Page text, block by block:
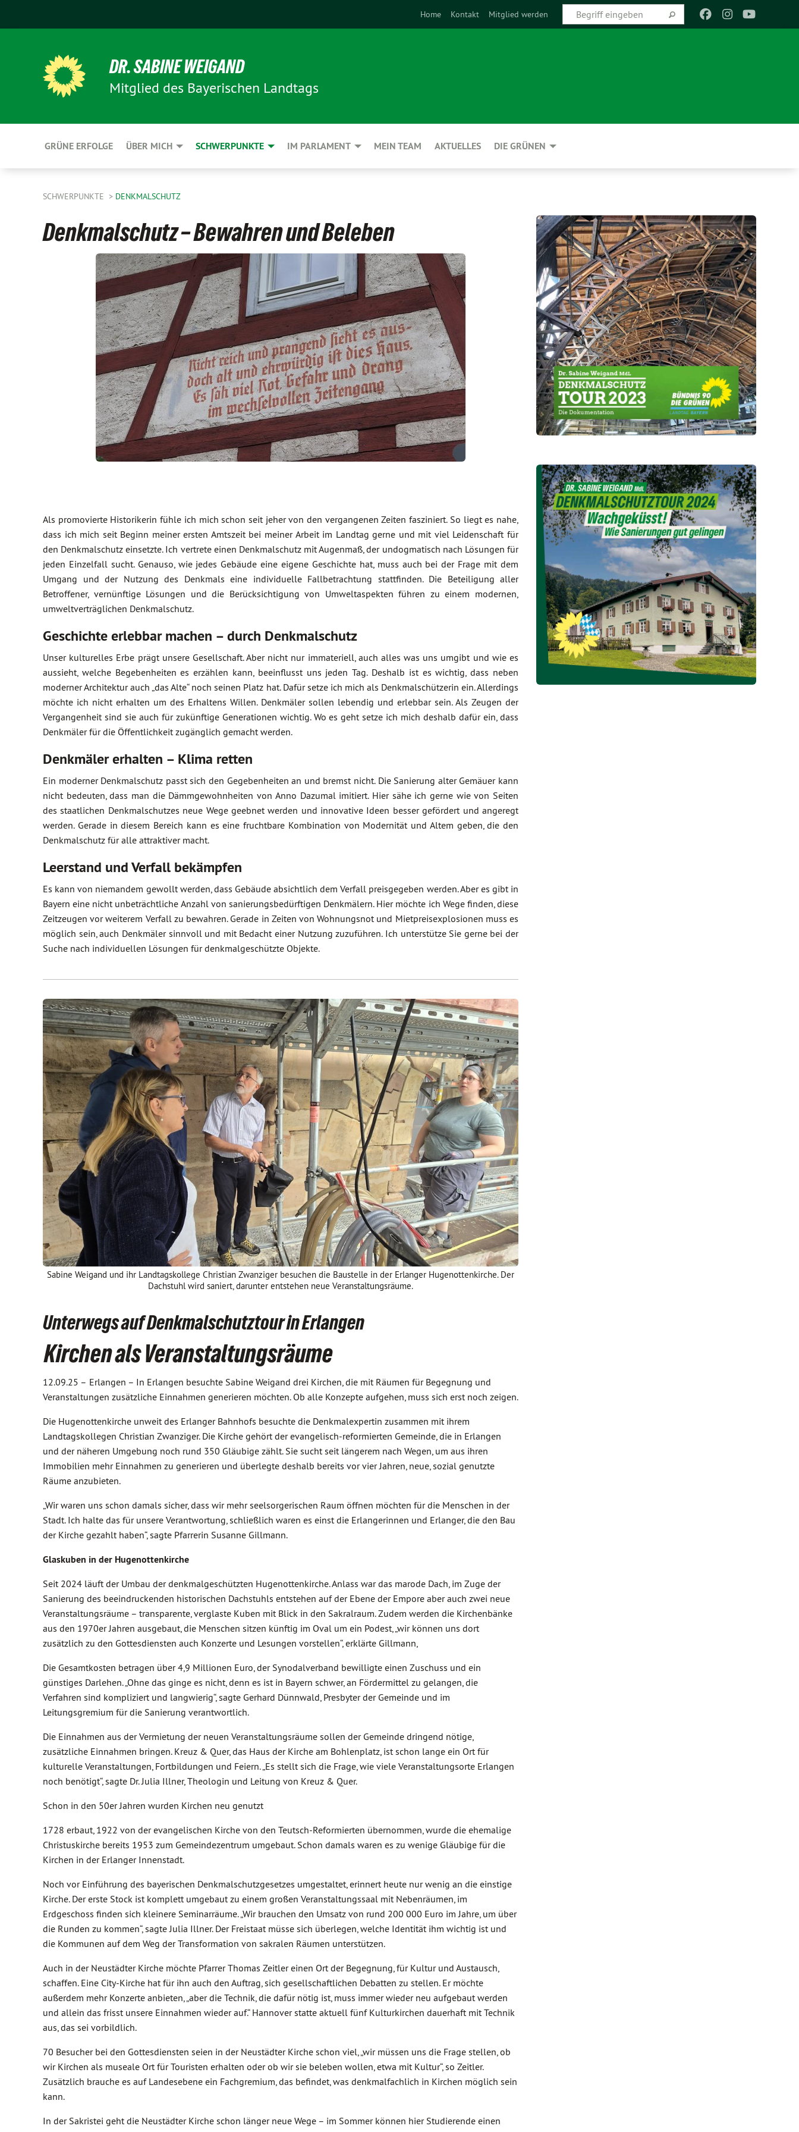
Home Kontakt Mitglied werden
DR. SABINE WEIGAND
Mitglied des Bayerischen Landtags
GRÜNE ERFOLGE ÜBER MICH SCHWERPUNKTE IM PARLAMENT MEIN TEAM AKTUELLES DIE GRÜNEN
SCHWERPUNKTE DENKMALSCHUTZ
Denkmalschutz – Bewahren und Beleben
Als promovierte Historikerin fühle ich mich schon seit jeher von den vergangenen Zeiten fasziniert. So liegt es nahe,
dass ich mich seit Beginn meiner ersten Amtszeit bei meiner Arbeit im Landtag gerne und mit viel Leidenschaft für
den Denkmalschutz einsetzte. Ich vertrete einen Denkmalschutz mit Augenmaß, der undogmatisch nach Lösungen für
jeden Einzelfall sucht. Genauso, wie jedes Gebäude eine eigene Geschichte hat, muss auch bei der Frage mit dem
Umgang und der Nutzung des Denkmals eine individuelle Fallbetrachtung stattfinden. Die Beteiligung aller
Betroffener, vernünftige Lösungen und die Berücksichtigung von Umweltaspekten führen zu einem modernen,
umweltverträglichen Denkmalschutz.
Geschichte erlebbar machen – durch Denkmalschutz
Unser kulturelles Erbe prägt unsere Gesellschaft. Aber nicht nur immateriell, auch alles was uns umgibt und wie es
aussieht, welche Begebenheiten es erzählen kann, beeinflusst uns jeden Tag. Deshalb ist es wichtig, dass neben
moderner Architektur auch „das Alte“ noch seinen Platz hat. Dafür setze ich mich als Denkmalschützerin ein. Allerdings
möchte ich nicht erhalten um des Erhaltens Willen. Denkmäler sollen lebendig und erlebbar sein. Als Zeugen der
Vergangenheit sind sie auch für zukünftige Generationen wichtig. Wo es geht setze ich mich deshalb dafür ein, dass
Denkmäler für die Öffentlichkeit zugänglich gemacht werden.
Denkmäler erhalten – Klima retten
Ein moderner Denkmalschutz passt sich den Gegebenheiten an und bremst nicht. Die Sanierung alter Gemäuer kann
nicht bedeuten, dass man die Dämmgewohnheiten von Anno Dazumal imitiert. Hier sähe ich gerne wie von Seiten
des staatlichen Denkmalschutzes neue Wege geebnet werden und innovative Ideen besser gefördert und angeregt
werden. Gerade in diesem Bereich kann es eine fruchtbare Kombination von Modernität und Altem geben, die den
Denkmalschutz für alle attraktiver macht.
Leerstand und Verfall bekämpfen
Es kann von niemandem gewollt werden, dass Gebäude absichtlich dem Verfall preisgegeben werden. Aber es gibt in
Bayern eine nicht unbeträchtliche Anzahl von sanierungsbedürftigen Denkmälern. Hier möchte ich Wege finden, diese
Zeitzeugen vor weiterem Verfall zu bewahren. Gerade in Zeiten von Wohnungsnot und Mietpreisexplosionen muss es
möglich sein, auch Denkmäler sinnvoll und mit Bedacht einer Nutzung zuzuführen. Ich unterstütze Sie gerne bei der
Suche nach individuellen Lösungen für denkmalgeschützte Objekte.
Sabine Weigand und ihr Landtagskollege Christian Zwanziger besuchen die Baustelle in der Erlanger Hugenottenkirche. Der
Dachstuhl wird saniert, darunter entstehen neue Veranstaltungsräume.
Unterwegs auf Denkmalschutztour in Erlangen
Kirchen als Veranstaltungsräume
12.09.25 – Erlangen – In Erlangen besuchte Sabine Weigand drei Kirchen, die mit Räumen für Begegnung und
Veranstaltungen zusätzliche Einnahmen generieren möchten. Ob alle Konzepte aufgehen, muss sich erst noch zeigen.
Die Hugenottenkirche unweit des Erlanger Bahnhofs besuchte die Denkmalexpertin zusammen mit ihrem
Landtagskollegen Christian Zwanziger. Die Kirche gehört der evangelisch-reformierten Gemeinde, die in Erlangen
und der näheren Umgebung noch rund 350 Gläubige zählt. Sie sucht seit längerem nach Wegen, um aus ihren
Immobilien mehr Einnahmen zu generieren und überlegte deshalb bereits vor vier Jahren, neue, sozial genutzte
Räume anzubieten.
„Wir waren uns schon damals sicher, dass wir mehr seelsorgerischen Raum öffnen möchten für die Menschen in der
Stadt. Ich halte das für unsere Verantwortung, schließlich waren es einst die Erlangerinnen und Erlanger, die den Bau
der Kirche gezahlt haben“, sagte Pfarrerin Susanne Gillmann.
Glaskuben in der Hugenottenkirche
Seit 2024 läuft der Umbau der denkmalgeschützten Hugenottenkirche. Anlass war das marode Dach, im Zuge der
Sanierung des beeindruckenden historischen Dachstuhls entstehen auf der Ebene der Empore aber auch zwei neue
Veranstaltungsräume – transparente, verglaste Kuben mit Blick in den Sakralraum. Zudem werden die Kirchenbänke
aus den 1970er Jahren ausgebaut, die Menschen sitzen künftig im Oval um ein Podest, „wir können uns dort
zusätzlich zu den Gottesdiensten auch Konzerte und Lesungen vorstellen“, erklärte Gillmann,
Die Gesamtkosten betragen über 4,9 Millionen Euro, der Synodalverband bewilligte einen Zuschuss und ein
günstiges Darlehen. „Ohne das ginge es nicht, denn es ist in Bayern schwer, an Fördermittel zu gelangen, die
Verfahren sind kompliziert und langwierig“, sagte Gerhard Dünnwald, Presbyter der Gemeinde und im
Leitungsgremium für die Sanierung verantwortlich.
Die Einnahmen aus der Vermietung der neuen Veranstaltungsräume sollen der Gemeinde dringend nötige,
zusätzliche Einnahmen bringen. Kreuz & Quer, das Haus der Kirche am Bohlenplatz, ist schon lange ein Ort für
kulturelle Veranstaltungen, Fortbildungen und Feiern. „Es stellt sich die Frage, wie viele Veranstaltungsorte Erlangen
noch benötigt“, sagte Dr. Julia Illner, Theologin und Leitung von Kreuz & Quer.
Schon in den 50er Jahren wurden Kirchen neu genutzt
1728 erbaut, 1922 von der evangelischen Kirche von den Teutsch-Reformierten übernommen, wurde die ehemalige
Christuskirche bereits 1953 zum Gemeindezentrum umgebaut. Schon damals waren es zu wenige Gläubige für die
Kirchen in der Erlanger Innenstadt.
Noch vor Einführung des bayerischen Denkmalschutzgesetzes umgestaltet, erinnert heute nur wenig an die einstige
Kirche. Der erste Stock ist komplett umgebaut zu einem großen Veranstaltungssaal mit Nebenräumen, im
Erdgeschoss finden sich kleinere Seminarräume. „Wir brauchen den Umsatz von rund 200 000 Euro im Jahre, um über
die Runden zu kommen“, sagte Julia Illner. Der Freistaat müsse sich überlegen, welche Identität ihm wichtig ist und
die Kommunen auf dem Weg der Transformation von sakralen Räumen unterstützen.
Auch in der Neustädter Kirche möchte Pfarrer Thomas Zeitler einen Ort der Begegnung, für Kultur und Austausch,
schaffen. Eine City-Kirche hat für ihn auch den Auftrag, sich gesellschaftlichen Debatten zu stellen. Er möchte
außerdem mehr Konzerte anbieten, „aber die Technik, die dafür nötig ist, muss immer wieder neu aufgebaut werden
und allein das frisst unsere Einnahmen wieder auf.“ Hannover statte aktuell fünf Kulturkirchen dauerhaft mit Technik
aus, das sei vorbildlich.
70 Besucher bei den Gottesdiensten seien in der Neustädter Kirche schon viel, „wir müssen uns die Frage stellen, ob
wir Kirchen als museale Ort für Touristen erhalten oder ob wir sie beleben wollen, etwa mit Kultur“, so Zeitler.
Zusätzlich brauche es auf Landesebene ein Fachgremium, das befindet, was denkmalfachlich in Kirchen möglich sein
kann.
In der Sakristei geht die Neustädter Kirche schon länger neue Wege – im Sommer können hier Studierende einen